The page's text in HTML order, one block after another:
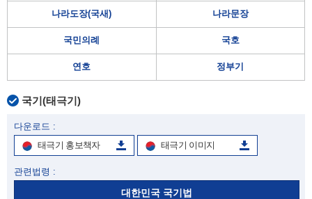
나라도장(국새) 나라문장
국민의례 국호
연호 정부기
국기(태극기)
다운로드 :
태극기 홍보책자
태극기 이미지
관련법령 :
대한민국 국기법